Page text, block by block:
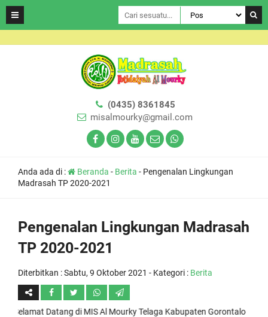
(0435) 8361845
misalmourky@gmail.com
Anda ada di : Beranda - Berita - Pengenalan Lingkungan
Madrasah TP 2020-2021
Pengenalan Lingkungan Madrasah
TP 2020-2021
Diterbitkan :Sabtu, 9 Oktober 2021 - Kategori : Berita
Datang di MIS Al Mourky Telaga Kabupaten Gorontalo